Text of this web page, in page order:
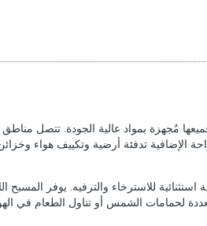
مُجهزة بمواد عالية الجودة. تتصل
الإضافية تدفئة أرضية وتكييف
لحمامات الشمس أو تناول الطعام في